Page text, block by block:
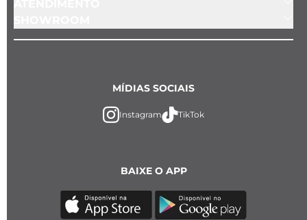
BAIXE O APP
MÍDIAS SOCIAIS
Instagram TikTok